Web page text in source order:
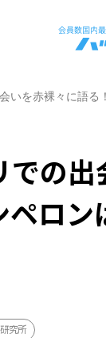
いを赤裸々に語る
での出
ペロン
究所